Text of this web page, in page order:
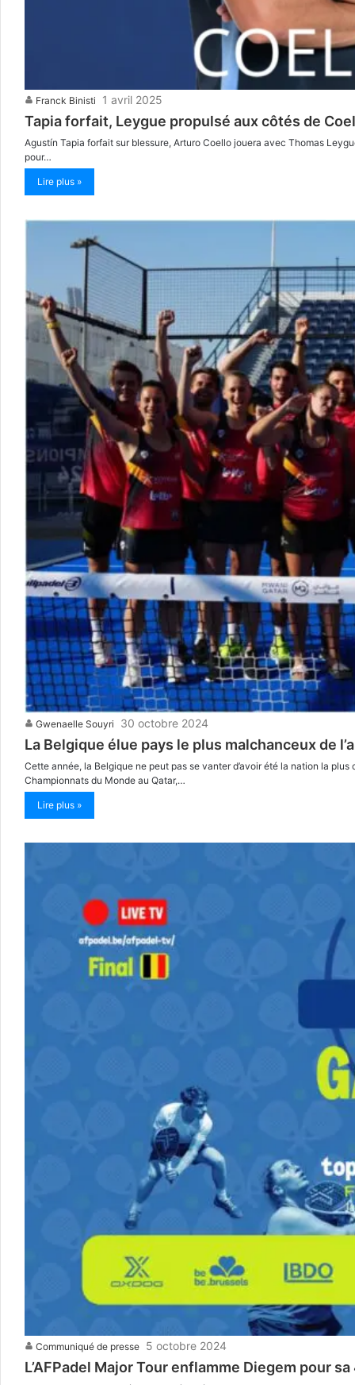
Franck Binisti 1 avril 2025
Tapia forfait, Leygue propulsé aux côtés de
Agustín Tapia forfait sur blessure, Arturo Coello jouera avec Thomas
pour…
Lire plus »
Gwenaelle Souyri 30 octobre 2024
La Belgique élue pays le plus malchanceux de
Cette année, la Belgique ne peut pas se vanter d’avoir été la nation la
Championnats du Monde au Qatar,…
Lire plus »
Communiqué de presse 5 octobre 2024
L’AFPadel Major Tour enflamme Diegem pour